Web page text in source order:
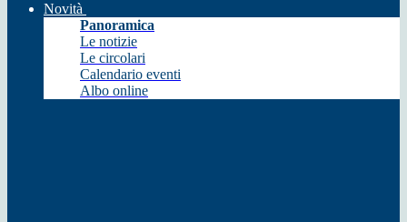
Novità
Panoramica
Le notizie
Le circolari
Calendario eventi
Albo online